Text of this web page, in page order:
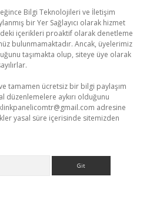
Bilgi Teknolojileri ve İletişim
bir Yer Sağlayıcı olarak hizmet
içerikleri proaktif olarak denetleme
bulunmamaktadır. Ancak, üyelerimiz
taşımakta olup, siteye üye olarak
tamamen ücretsiz bir bilgi paylaşım
düzenlemelere aykırı olduğunu
adresine
yasal süre içerisinde sitemizden